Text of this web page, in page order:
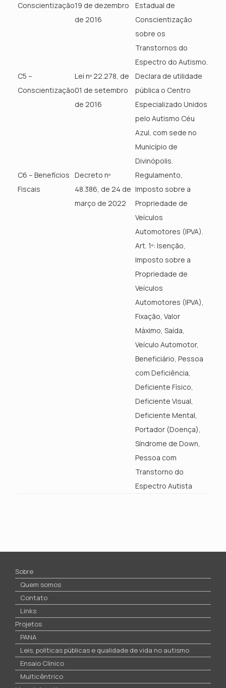
Conscientização19 de dezembro
de 2016
Estadual de
Conscientização
sobre os
Transtornos do
Espectro do Autismo.
C5 –
Conscientização
Lei nº 22.278, de
01 de setembro
de 2016
Declara de utilidade
pública o Centro
Especializado Unidos
pelo Autismo Céu
Azul, com sede no
Município de
Divinópolis.
C6 – Benefícios
Fiscais
Decreto nº
48.386, de 24 de
março de 2022
Regulamento,
Imposto sobre a
Propriedade de
Veículos
Automotores (IPVA).
Art. 1º: Isenção,
Imposto sobre a
Propriedade de
Veículos
Automotores (IPVA),
Fixação, Valor
Máximo, Saída,
Veículo Automotor,
Beneficiário, Pessoa
com Deficiência,
Deficiente Físico,
Deficiente Visual,
Deficiente Mental,
Portador (Doença),
Síndrome de Down,
Pessoa com
Transtorno do
Espectro Autista
Sobre
Quem somos
Contato
Links
Projetos
PANA
Leis, políticas públicas e qualidade de vida no autismo
Ensaio Clínico
Multicêntrico